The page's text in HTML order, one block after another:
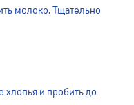
молоко. Тщательно
и пробить до